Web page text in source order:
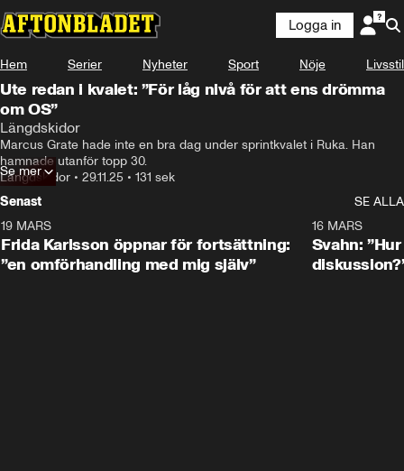
Logga in
Hem Serier Nyheter Sport Nöje Livsstil
Ute redan i kvalet: ”För låg nivå för att ens drömma
om OS”
Längdskidor
Marcus Grate hade inte en bra dag under sprintkvalet i Ruka. Han
hamnade utanför topp 30.
Längdskidor • 29.11.25 • 131 sek
Se mer
Senast
SE ALLA
19 MARS
Frida Karlsson öppnar för fortsättning:
”en omförhandling med mig själv”
16 MARS
Svahn: